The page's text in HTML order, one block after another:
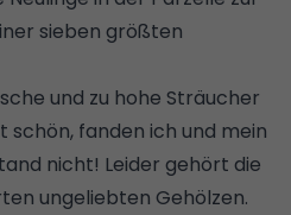
sieben größten
und zu hohe Sträucher
schön, fanden ich und mein
nicht! Leider gehört die
ungeliebten Gehölzen.